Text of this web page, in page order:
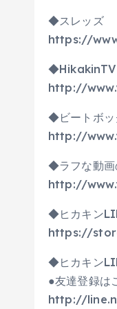
◆スレッズ
https://
◆HikakinTV
http://
◆ビートボ
http://
◆ラフな動
http://
◆ヒカキン
https://
◆ヒカキン
●友達登録は
http://